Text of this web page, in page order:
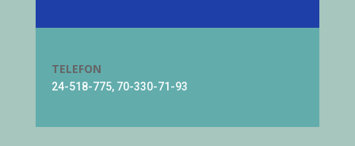
TELEFON
24-518-775, 70-330-71-93